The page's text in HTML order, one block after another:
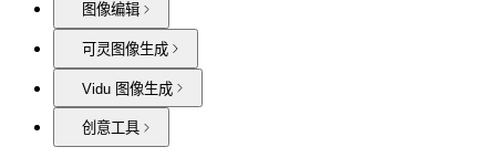
图像编辑
可灵图像生成
Vidu 图像生成
创意工具